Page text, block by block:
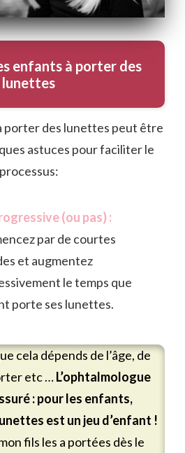
enfants à porter des
lunettes
porter des lunettes peut être
astuces pour faciliter le
processus:
(ou pas) :
par de courtes
et augmentez
le temps que
porte ses lunettes.
cela dépends de l’âge, de
etc …L’ophtalmologue
: pour les enfants,
est un jeu d’enfant !
fils les a portées dès le